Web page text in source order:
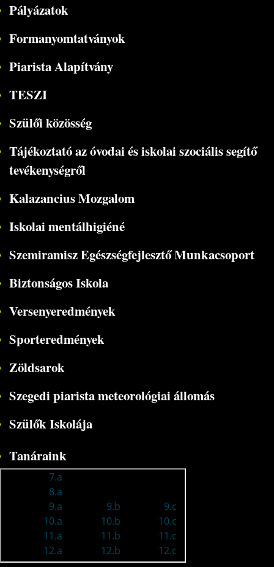
Pályázatok
Formanyomtatványok
Piarista Alapítvány
TESZI
Szülői közösség
Tájékoztató az óvodai és iskolai szociális segítő
tevékenységről
Kalazancius Mozgalom
Iskolai mentálhigiéné
Szemiramisz Egészségfejlesztő Munkacsoport
Biztonságos Iskola
Versenyeredmények
Sporteredmények
Zöldsarok
Szegedi piarista meteorológiai állomás
Szülők Iskolája
Tanáraink